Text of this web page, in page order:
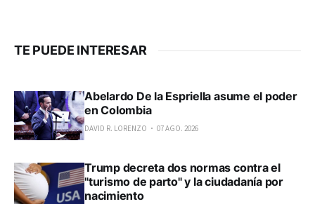
TE PUEDE INTERESAR
Abelardo De la Espriella asume el poder
en Colombia
DAVID R. LORENZO 07 AGO. 2026
Trump decreta dos normas contra el
"turismo de parto" y la ciudadanía por
nacimiento